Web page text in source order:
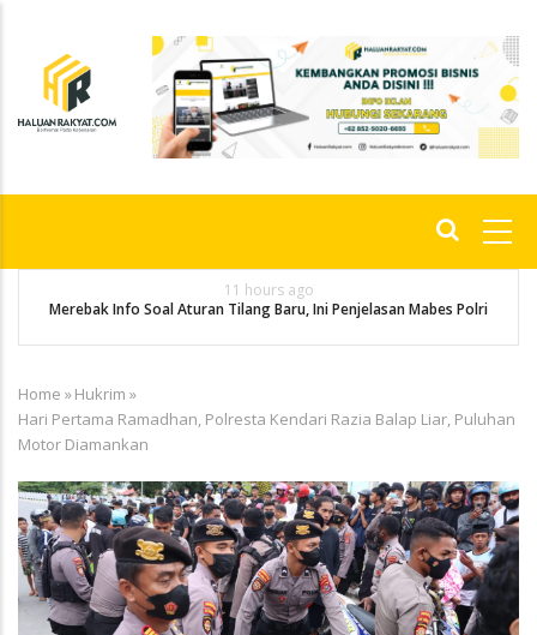
content
11 hours ago
Merebak Info Soal Aturan Tilang Baru, Ini Penjelasan Mabes Polri
Breadcrumb
Home »Hukrim »
Hari Pertama Ramadhan, Polresta Kendari Razia Balap Liar, Puluhan
Motor Diamankan